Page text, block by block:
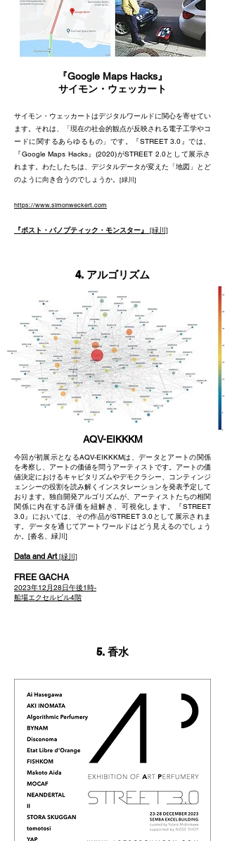
『Google Maps Hacks』
サイモン・ウェッカート
サイモン・ウェッカートはデジタルワールドに関心を寄せてい
ます。それは、「現在の社会的観点が反映される電子工学やコ
ードに関するあらゆるもの」です。『STREET 3.0』では、
『Google Maps Hacks』(2020)がSTREET 2.0として展示さ
れます。わたしたちは、デジタルデータが変えた「地図」とど
のように向き合うのでしょうか。 [緑川]
https://www.simonweckert.com
『ポスト・パノプティック・モンスター』 [緑川]
4. アルゴリズム
AQV-EIKKKM
今回が初展示となるAQV-EIKKKMは、データとアートの関係
を考察し、アートの価値を問うアーティストです。アートの価
値決定におけるキャピタリズムやデモクラシー、コンティンジ
ェンシーの役割を読み解くインスタレーションを発表予定して
おります。独自開発アルゴリズムが、アーティストたちの相関
関係に内在する評価を紐解き、可視化します。『STREET
3.0』においては、その作品がSTREET 3.0と して展示されま
す。データを通じてアートワールドはどう見えるのでしょう
か。​[沓名、緑川]
Data and Art[緑川]
FREE GACHA
2023年12月28日午後1時-
船場エクセルビル4階
5. 香水